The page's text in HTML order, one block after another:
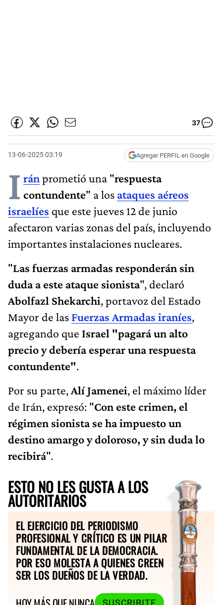
37
13-06-2025 03:19 Agregar PERFIL en Google
I ránprometió una "respuesta
contundente" a los ataques aéreos
israelíes que este jueves 12 de junio
afectaron varias zonas del país, incluyendo
importantes instalaciones nucleares.
"Las fuerzas armadas responderán sin
duda a este ataque sionista", declaró
Abolfazl Shekarchi, portavoz del Estado
Mayor de las Fuerzas Armadas iraníes,
agregando que Israel "pagará un alto
precio y debería esperar una respuesta
contundente".
Por su parte,Alí Jamenei, el máximo líder
de Irán, expresó: "Con este crimen, el
régimen sionista se ha impuesto un
destino amargo y doloroso, y sin duda lo
recibirá".
ESTO NO LES GUSTA A LOS
AUTORITARIOS
EL EJERCICIO DEL PERIODISMO
PROFESIONAL Y CRÍTICO ES UN PILAR
FUNDAMENTAL DE LA DEMOCRACIA.
POR ESO MOLESTA A QUIENES CREEN
SER LOS DUEÑOS DE LA VERDAD.
SUSCRIBITE